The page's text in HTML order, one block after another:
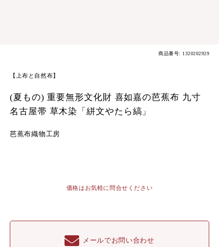
商品番号: 1320202929
【上布と自然布】
(夏もの) 重要無形文化財 喜如嘉の芭蕉布 九寸
名古屋帯 草木染「絣文やたら縞」
芭蕉布織物工房
価格はお気軽に問合せください
メールでお問い合わせ